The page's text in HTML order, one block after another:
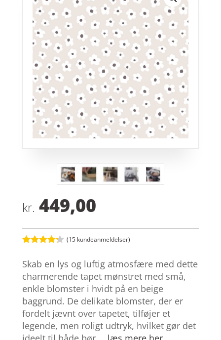
kr. 449,00
ud af 5
baseret
på
kundebedø
mmelser
(15 kundeanmeldelser)
Skab en lys og luftig atmosfære med dette
charmerende tapet mønstret med små,
enkle blomster i hvidt på en beige
baggrund. De delikate blomster, der er
fordelt jævnt over tapetet, tilføjer et
legende, men roligt udtryk, hvilket gør det